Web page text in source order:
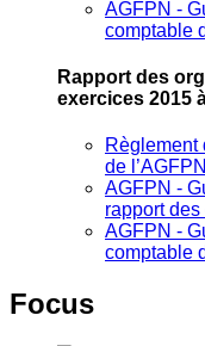
AGFPN ‐
comptable
Rapport des
exercices 2015
Règlement
de
AGFPN ‐
rapport
AGFPN ‐
comptable
Focus